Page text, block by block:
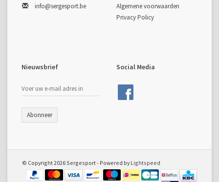
info@sergesport.be
Algemene voorwaarden
Privacy Policy
Nieuwsbrief
Abonneer
Social Media
© Copyright 2026 Sergesport - Powered byLightspeed